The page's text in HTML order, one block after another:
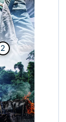
2